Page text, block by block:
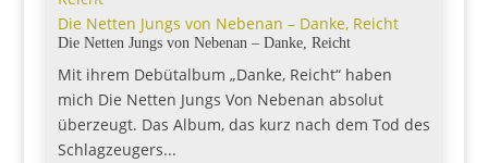
Die Netten Jungs von Nebenan – Danke, Reicht
Die Netten Jungs von Nebenan – Danke, Reicht
Mit ihrem Debütalbum „Danke, Reicht“ haben
mich Die Netten Jungs Von Nebenan absolut
überzeugt. Das Album, das kurz nach dem Tod des
Schlagzeugers...